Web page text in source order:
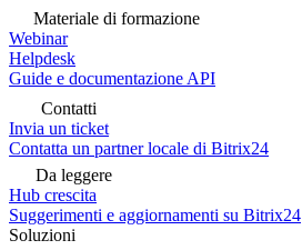
Materiale di formazione
Webinar
Helpdesk
Guide e documentazione API
Contatti
Invia un ticket
Contatta un partner locale di Bitrix24
Da leggere
Hub crescita
Suggerimenti e aggiornamenti su Bitrix24
Soluzioni